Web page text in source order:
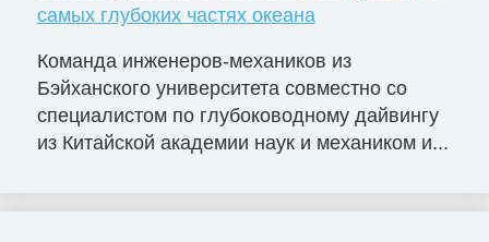
самых глубоких частях океана
Команда инженеров-механиков из
Бэйханского университета совместно со
специалистом по глубоководному дайвингу
из Китайской академии наук и механиком и...